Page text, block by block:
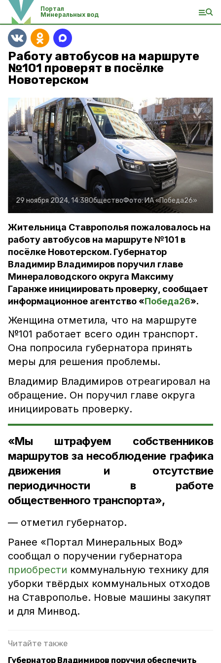
Портал
Минеральных вод
Работу автобусов на маршруте
№101 проверят в посёлке
Новотерском
29 ноября 2024, 14:38ОбществоФото:ИА «Победа26»
Жительница Ставрополья пожаловалось на
работу автобусов на маршруте №101 в
посёлке Новотерском. Губернатор
Владимир Владимиров поручил главе
Минераловодского округа Максиму
Гаранже инициировать проверку, сообщает
информационное агентство «Победа26».
Женщина отметила, что на маршруте
№101 работает всего один транспорт.
Она попросила губернатора принять
меры для решения проблемы.
Владимир Владимиров отреагировал на
обращение. Он поручил главе округа
инициировать проверку.
«Мы штрафуем собственников
маршрутов за несоблюдение графика
движения и отсутствие
периодичности в работе
общественного транспорта»,
— отметил губернатор.
Ранее «Портал Минеральных Вод»
сообщал о поручении губернатора
приобрести коммунальную технику для
уборки твёрдых коммунальных отходов
на Ставрополье. Новые машины закупят
и для Минвод.
Читайте также
Губернатор Владимиров поручил обеспечить